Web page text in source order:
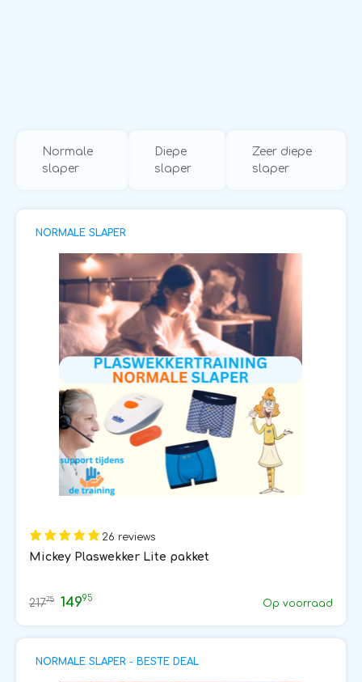
Normale
slaper
Diepe
slaper
Zeer diepe
slaper
NORMALE SLAPER
26 reviews
Mickey Plaswekker Lite pakket
21775 14995 Op voorraad
NORMALE SLAPER - BESTE DEAL